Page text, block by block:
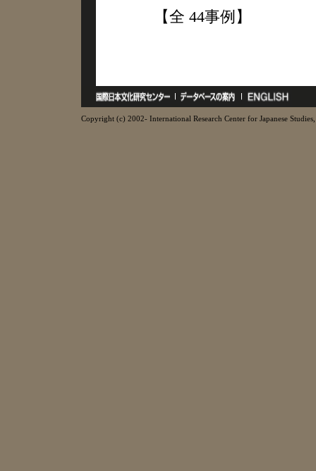
【全 44事例】
Copyright (c) 2002- International Research Center for Japanese